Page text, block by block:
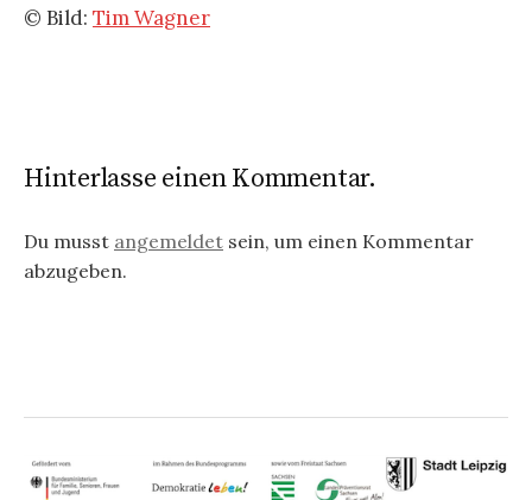
© Bild: Tim Wagner
Hinterlasse einen Kommentar.
Du musst angemeldet sein, um einen Kommentar
abzugeben.